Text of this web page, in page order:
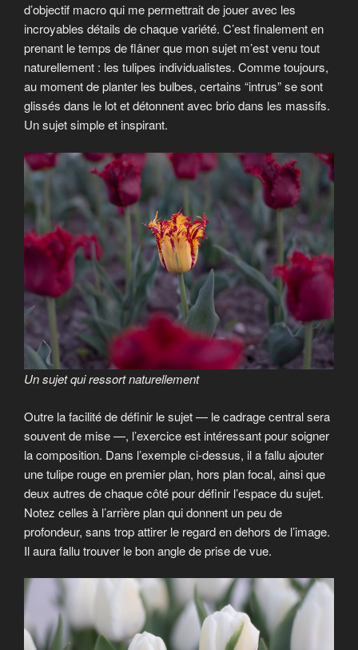
d’objectif macro qui me permettrait de jouer avec les
incroyables détails de chaque variété. C’est finalement en
prenant le temps de flâner que mon sujet m’est venu tout
naturellement : les tulipes individualistes. Comme toujours,
au moment de planter les bulbes, certains “intrus” se sont
glissés dans le lot et détonnent avec brio dans les massifs.
Un sujet simple et inspirant.
Un sujet qui ressort naturellement
Outre la facilité de définir le sujet — le cadrage central sera
souvent de mise —, l’exercice est intéressant pour soigner
la composition. Dans l’exemple ci-dessus, il a fallu ajouter
une tulipe rouge en premier plan, hors plan focal, ainsi que
deux autres de chaque côté pour définir l’espace du sujet.
Notez celles à l’arrière plan qui donnent un peu de
profondeur, sans trop attirer le regard en dehors de l’image.
Il aura fallu trouver le bon angle de prise de vue.